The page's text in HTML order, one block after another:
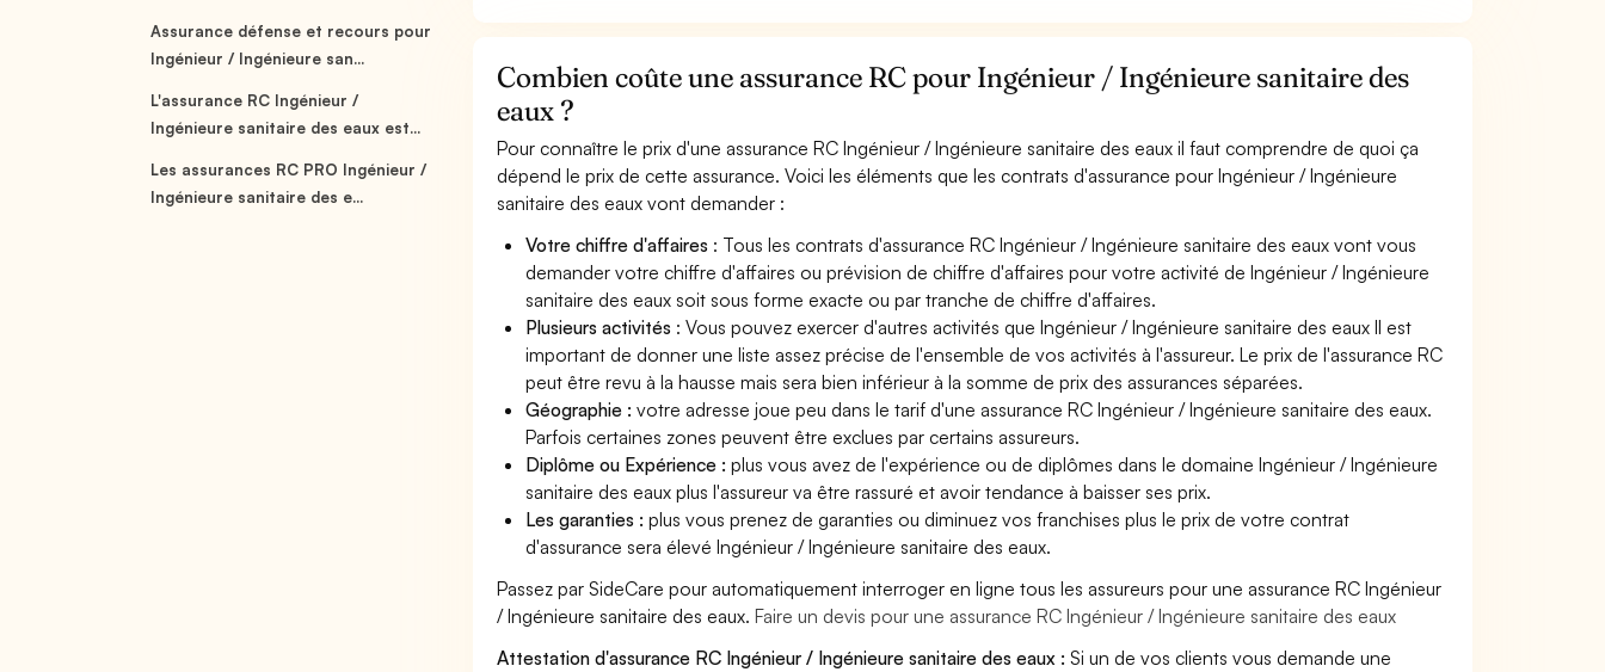
Assurance défense et recours pour
Ingénieur / Ingénieure san...
L'assurance RC Ingénieur /
Ingénieure sanitaire des eaux est...
Les assurances RC PRO Ingénieur /
Ingénieure sanitaire des e...
Combien coûte une assurance RC pour Ingénieur / Ingénieure sanitaire des
eaux ?
Pour connaître le prix d'une assurance RC Ingénieur / Ingénieure sanitaire des eaux il faut comprendre de quoi ça
dépend le prix de cette assurance. Voici les éléments que les contrats d'assurance pour Ingénieur / Ingénieure
sanitaire des eaux vont demander :
Votre chiffre d'affaires : Tous les contrats d'assurance RC Ingénieur / Ingénieure sanitaire des eaux vont vous
demander votre chiffre d'affaires ou prévision de chiffre d'affaires pour votre activité de Ingénieur / Ingénieure
sanitaire des eaux soit sous forme exacte ou par tranche de chiffre d'affaires.
Plusieurs activités : Vous pouvez exercer d'autres activités que Ingénieur / Ingénieure sanitaire des eaux Il est
important de donner une liste assez précise de l'ensemble de vos activités à l'assureur. Le prix de l'assurance RC
peut être revu à la hausse mais sera bien inférieur à la somme de prix des assurances séparées.
Géographie :votre adresse joue peu dans le tarif d'une assurance RC Ingénieur / Ingénieure sanitaire des eaux.
Parfois certaines zones peuvent être exclues par certains assureurs.
Diplôme ou Expérience :plus vous avez de l'expérience ou de diplômes dans le domaine Ingénieur / Ingénieure
sanitaire des eaux plus l'assureur va être rassuré et avoir tendance à baisser ses prix.
Les garanties :plus vous prenez de garanties ou diminuez vos franchises plus le prix de votre contrat
d'assurance sera élevé Ingénieur / Ingénieure sanitaire des eaux.
Passez par SideCare pour automatiquement interroger en ligne tous les assureurs pour une assurance RC Ingénieur
/ Ingénieure sanitaire des eaux.Faire un devis pour une assurance RC Ingénieur / Ingénieure sanitaire des eaux
Attestation d'assurance RC Ingénieur / Ingénieure sanitaire des eaux : Si un de vos clients vous demande une